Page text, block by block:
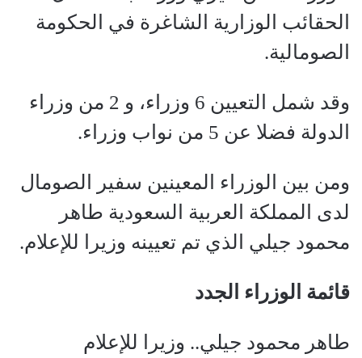
الحقائب الوزارية الشاغرة في الحكومة
الصومالية.
وقد شمل التعيين 6 وزراء، و 2 من وزراء
الدولة فضلا عن 5 من نواب وزراء.
ومن بين الوزراء المعينين سفير الصومال
لدى المملكة العربية السعودية طاهر
محمود جيلي الذي تم تعيينه وزيرا للإعلام.
قائمة الوزراء الجدد
طاهر محمود جيلي.. وزيرا للإعلام